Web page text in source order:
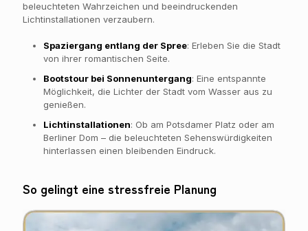
beleuchteten Wahrzeichen und beeindruckenden
Lichtinstallationen verzaubern.
Spaziergang entlang der Spree: Erleben Sie die Stadt
von ihrer romantischen Seite.
Bootstour bei Sonnenuntergang: Eine entspannte
Möglichkeit, die Lichter der Stadt vom Wasser aus zu
genießen.
Lichtinstallationen: Ob am Potsdamer Platz oder am
Berliner Dom – die beleuchteten Sehenswürdigkeiten
hinterlassen einen bleibenden Eindruck.
So gelingt eine stressfreie Planung